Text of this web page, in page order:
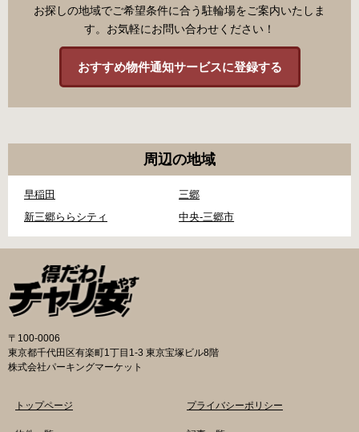
お探しの地域でご希望条件に合う駐輪場をご案内いたしま
す。お気軽にお問い合わせください！
おすすめ物件通知サービスに登録する
周辺の地域
早稲田
三郷
新三郷ららシティ
中央-三郷市
〒100-0006
東京都千代田区有楽町1丁目1-3 東京宝塚ビル8階
株式会社パーキングマーケット
トップページ プライバシーポリシー